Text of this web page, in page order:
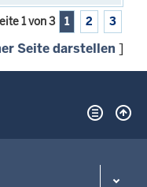
1 von 3 1 2 3
Seite darstellen ]